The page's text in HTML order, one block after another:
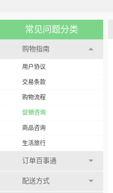
常见问题分类
购物指南
用户协议
交易条款
购物流程
促销咨询
商品咨询
生活旅行
订单百事通
配送方式